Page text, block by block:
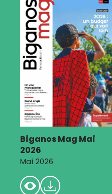
Biganos Mag Mai
2026
Mai 2026